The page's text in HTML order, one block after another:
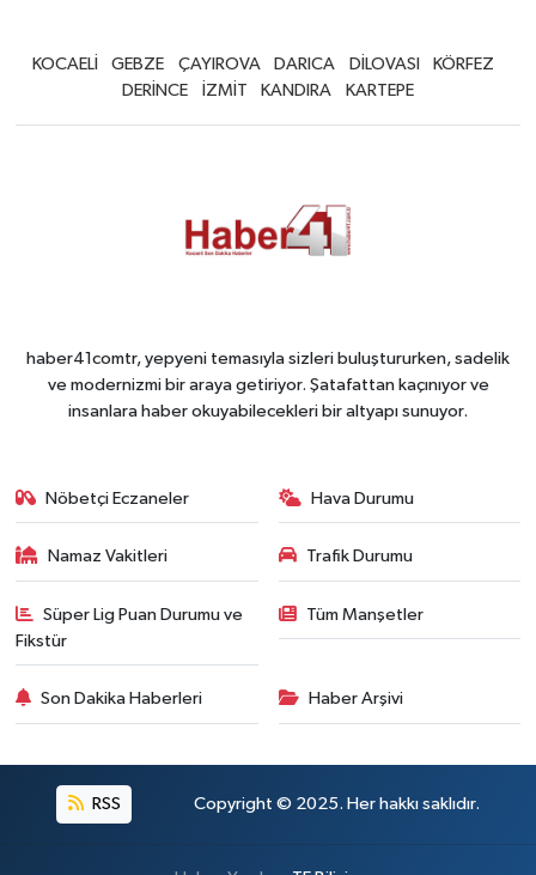
KOCAELİ GEBZE ÇAYIROVA DARICA DİLOVASI
KÖRFEZ
DERİNCE
İZMİT KANDIRA KARTEPE
haber41comtr, yepyeni temasıyla sizleri buluştururken, sadelik
ve modernizmi bir araya getiriyor. Şatafattan kaçınıyor ve
insanlara haber okuyabilecekleri bir altyapı sunuyor.
Nöbetçi Eczaneler Hava Durumu
Namaz Vakitleri Trafik Durumu
Süper Lig Puan Durumu ve
Fikstür
Tüm Manşetler
Son Dakika Haberleri Haber Arşivi
RSS Copyright © 2025. Her hakkı saklıdır.